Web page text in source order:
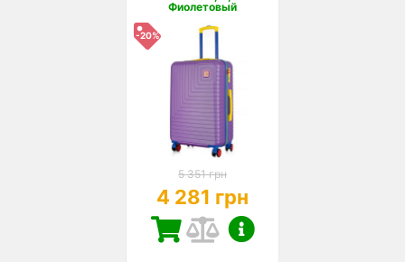
Фиолетовый
-20%
5 351 грн
4 281 грн